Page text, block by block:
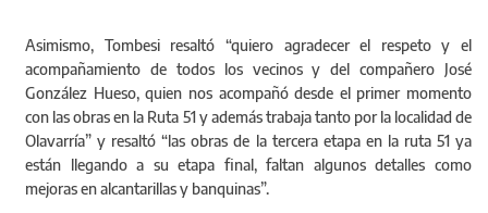
Asimismo, Tombesi resaltó “quiero agradecer el respeto y el
acompañamiento de todos los vecinos y del compañero José
González Hueso, quien nos acompañó desde el primer momento
con las obras en la Ruta 51 y además trabaja tanto por la localidad de
Olavarría” y resaltó “las obras de la tercera etapa en la ruta 51 ya
están llegando a su etapa final, faltan algunos detalles como
mejoras en alcantarillas y banquinas”.